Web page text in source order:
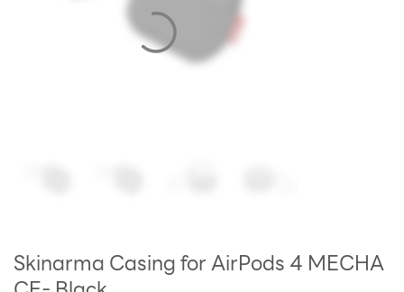
Skinarma Casing for AirPods 4 MECHA